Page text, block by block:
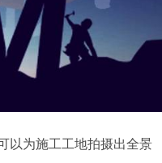
以为施工工地拍摄出全景